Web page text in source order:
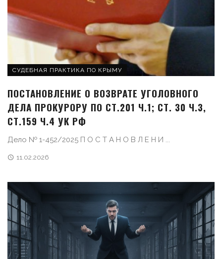
СУДЕБНАЯ ПРАКТИКА ПО КРЫМУ
ПОСТАНОВЛЕНИЕ О ВОЗВРАТЕ УГОЛОВНОГО
ДЕЛА ПРОКУРОРУ ПО СТ.201 Ч.1; СТ. 30 Ч.3,
СТ.159 Ч.4 УК РФ
Дело № 1-452/2025 П О С Т А Н О В Л Е Н И ...
11.02.2026